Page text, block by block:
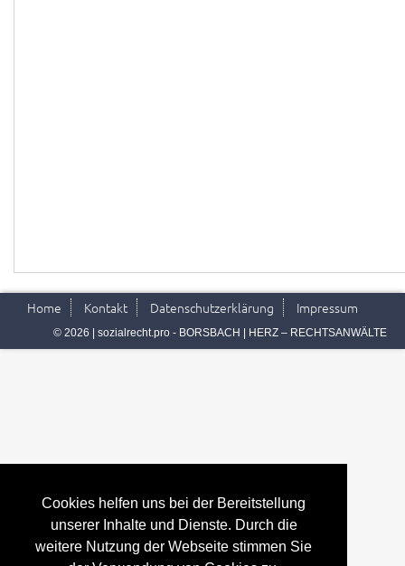
Cookies helfen uns bei der Bereitstellung
unserer Inhalte und Dienste. Durch die
weitere Nutzung der Webseite stimmen Sie
Home Kontakt Datenschutzerklärung Impressum
© 2026 | sozialrecht.pro - BORSBACH | HERZ – RECHTSANWÄLTE